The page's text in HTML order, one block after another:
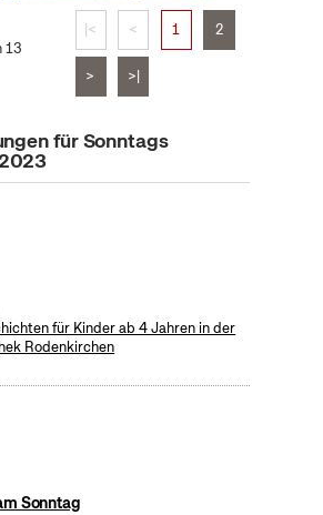
13
|< < 1 2
> >|
für Sonntags
für Kinder ab 4 Jahren in der
Rodenkirchen
Sonntag